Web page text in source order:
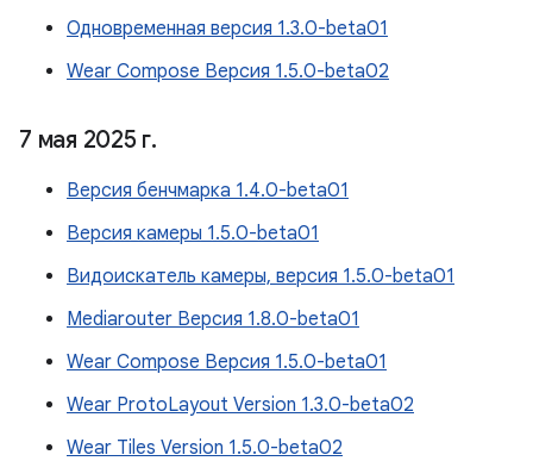
Одновременная версия 1.3.0-beta01
Wear Compose Версия 1.5.0-beta02
7 мая 2025 г.
Версия бенчмарка 1.4.0-beta01
Версия камеры 1.5.0-beta01
Видоискатель камеры, версия 1.5.0-beta01
Mediarouter Версия 1.8.0-beta01
Wear Compose Версия 1.5.0-beta01
Wear ProtoLayout Version 1.3.0-beta02
Wear Tiles Version 1.5.0-beta02